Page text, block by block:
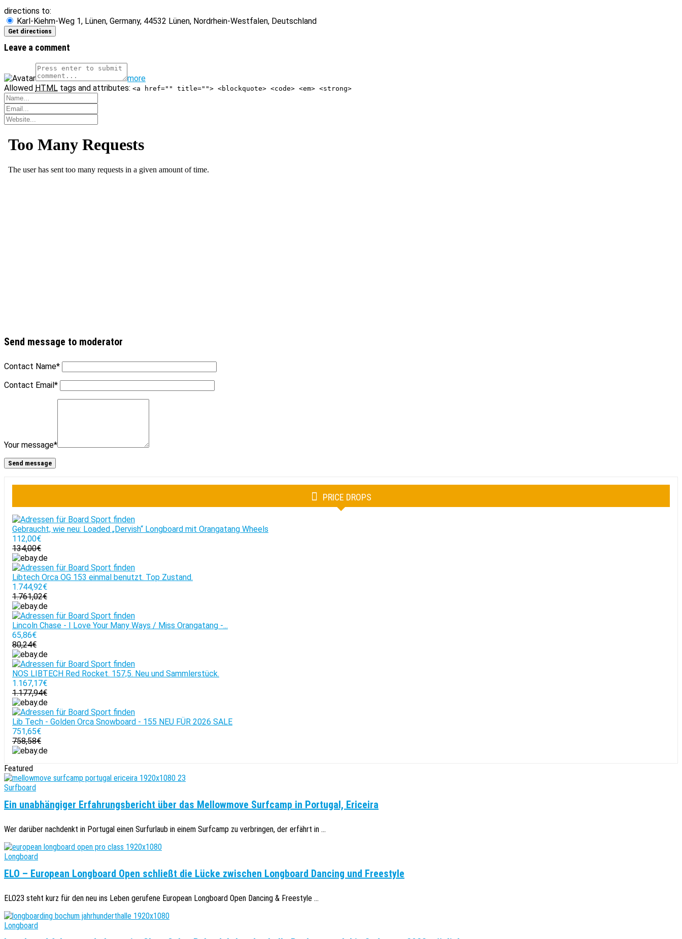
directions to:
Karl-Kiehm-Weg 1, Lünen, Germany, 44532 Lünen, Nordrhein-Westfalen, Deutschland
Leave a comment
more
Allowed HTML tags and attributes: <a href="" title=""> <blockquote> <code> <em> <strong>
Send message to moderator
Contact Name*
Contact Email*
Your message*
PRICE DROPS
Gebraucht, wie neu: Loaded „Dervish“ Longboard mit Orangatang Wheels
112,00€
134,00€
Libtech Orca OG 153 einmal benutzt. Top Zustand.
1.744,92€
1.761,02€
Lincoln Chase - I Love Your Many Ways / Miss Orangatang -...
65,86€
80,24€
NOS LIBTECH Red Rocket. 157,5. Neu und Sammlerstück.
1.167,17€
1.177,94€
Lib Tech - Golden Orca Snowboard - 155 NEU FÜR 2026 SALE
751,65€
758,58€
Featured
Surfboard
Ein unabhängiger Erfahrungsbericht über das Mellowmove Surfcamp in Portugal, Ericeira
Wer darüber nachdenkt in Portugal einen Surfurlaub in einem Surfcamp zu verbringen, der erfährt in ...
Longboard
ELO – European Longboard Open schließt die Lücke zwischen Longboard Dancing und Freestyle
ELO23 steht kurz für den neu ins Leben gerufene European Longboard Open Dancing & Freestyle ...
Longboard